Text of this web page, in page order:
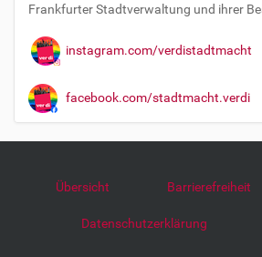
Frankfurter Stadtverwaltung und ihrer
instagram.com/verdistadtmacht
facebook.com/stadtmacht.verdi
Übersicht Barrierefreiheit
Datenschutzerklärung